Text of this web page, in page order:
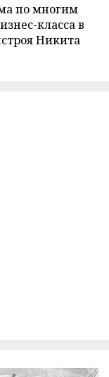
по многим
класса в
Никита